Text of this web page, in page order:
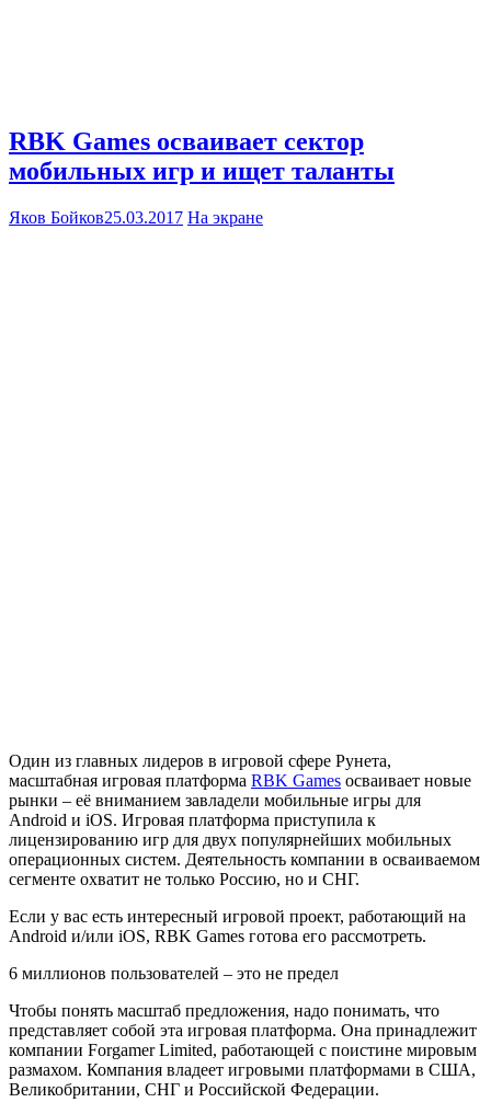
RBK Games осваивает сектор
мобильных игр и ищет таланты
Яков Бойков25.03.2017 На экране
Один из главных лидеров в игровой сфере Рунета,
масштабная игровая платформа RBK Games осваивает новые
рынки – её вниманием завладели мобильные игры для
Android и iOS. Игровая платформа приступила к
лицензированию игр для двух популярнейших мобильных
операционных систем. Деятельность компании в осваиваемом
сегменте охватит не только Россию, но и СНГ.
Если у вас есть интересный игровой проект, работающий на
Android и/или iOS, RBK Games готова его рассмотреть.
6 миллионов пользователей – это не предел
Чтобы понять масштаб предложения, надо понимать, что
представляет собой эта игровая платформа. Она принадлежит
компании Forgamer Limited, работающей с поистине мировым
размахом. Компания владеет игровыми платформами в США,
Великобритании, СНГ и Российской Федерации.